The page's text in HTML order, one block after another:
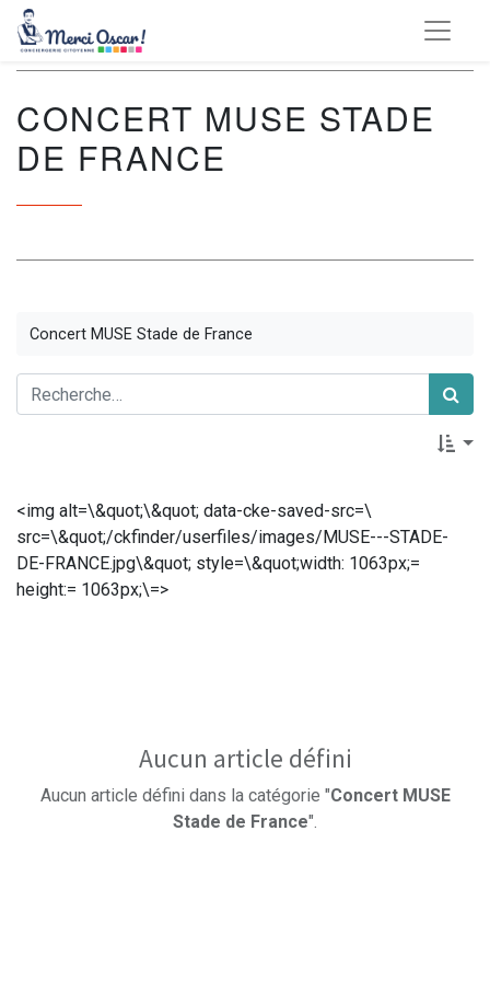
CONCERT MUSE STADE
DE FRANCE
Concert MUSE Stade de France
<img alt=\&quot;\&quot; data-cke-saved-src=\
src=\&quot;/ckfinder/userfiles/images/MUSE---STADE-
DE-FRANCE.jpg\&quot; style=\&quot;width: 1063px;=
height:= 1063px;\=>
Aucun article défini
Aucun article défini dans la catégorie "Concert MUSE
Stade de France".